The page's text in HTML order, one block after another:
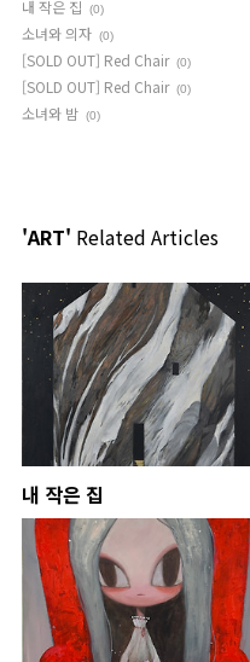
내 작은 집
(0)
소녀와 의자 (0)
[SOLD OUT] Red Chair (0)
[SOLD OUT] Red Chair (0)
소녀와 밤 (0)
'ART' Related Articles
내 작은 집